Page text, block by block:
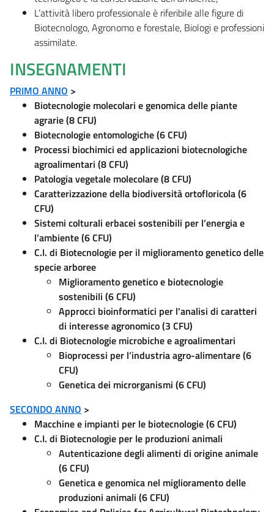
L’attività libero professionale è riferibile alle figure di
Biotecnologo, Agronomo e forestale, Biologi e professioni
assimilate.
INSEGNAMENTI
PRIMO ANNO >
Biotecnologie molecolari e genomica delle piante
agrarie (8 CFU)
Biotecnologie entomologiche (6 CFU)
Processi biochimici ed applicazioni biotecnologiche
agroalimentari (8 CFU)
Patologia vegetale molecolare (8 CFU)
Caratterizzazione della biodiversità ortofloricola (6
CFU)
Sistemi colturali erbacei sostenibili per l’energia e
l’ambiente (6 CFU)
C.I. di Biotecnologie per il miglioramento genetico delle
specie arboree
Miglioramento genetico e biotecnologie
sostenibili (6 CFU)
Approcci bioinformatici per l'analisi di caratteri
di interesse agronomico (3 CFU)
C.I. di Biotecnologie microbiche e agroalimentari
Bioprocessi per l’industria agro-alimentare (6
CFU)
Genetica dei microrganismi (6 CFU)
SECONDO ANNO >
Macchine e impianti per le biotecnologie (6 CFU)
C.I. di Biotecnologie per le produzioni animali
Autenticazione degli alimenti di origine animale
(6 CFU)
Genetica e genomica nel miglioramento delle
produzioni animali (6 CFU)